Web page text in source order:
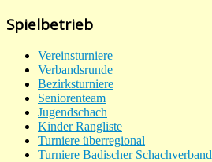
Spielbetrieb
Vereinsturniere
Verbandsrunde
Bezirksturniere
Seniorenteam
Jugendschach
Kinder Rangliste
Turniere überregional
Turniere Badischer Schachverband